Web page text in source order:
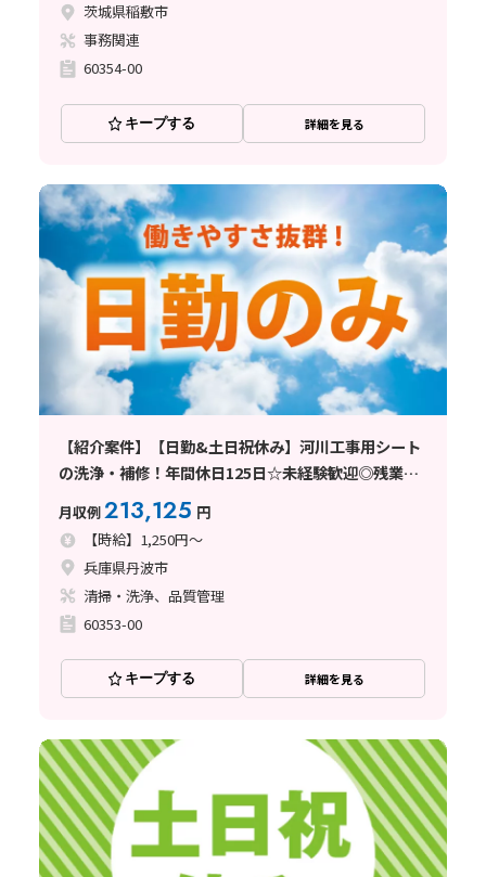
茨城県稲敷市
事務関連
60354-00
キープする 詳細を見る
【紹介案件】【日勤&土日祝休み】河川工事用シート
の洗浄・補修！年間休日125日☆未経験歓迎◎残業少
月収例213,125 円
【時給】1,250円～
兵庫県丹波市
清掃・洗浄、品質管理
60353-00
キープする 詳細を見る